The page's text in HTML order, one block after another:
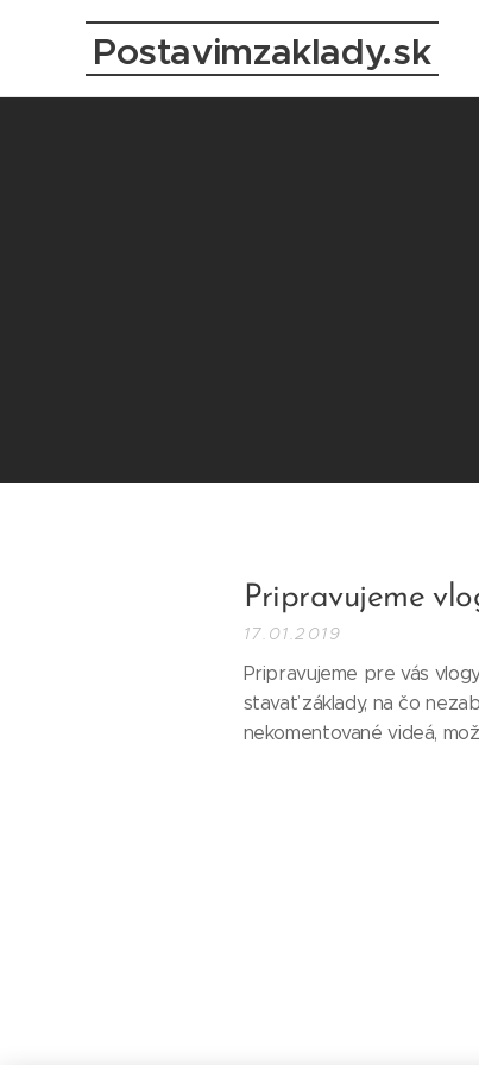
Postavimzaklady.sk
Pripravujeme
17.01.2019
Pripravujeme pre vás
stavať základy, na čo
nekomentované videá,